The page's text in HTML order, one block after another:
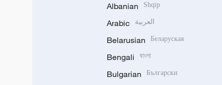
Albanian Shqip
Arabic العربية
Belarusian Беларуская
Bengali বাংলা
Bulgarian Български